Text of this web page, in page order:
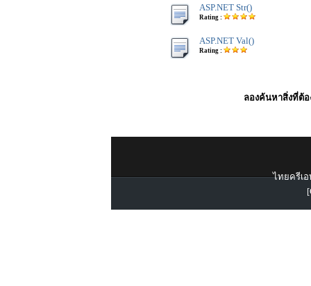
ASP.NET Str()
Rating :
ASP.NET Val()
Rating :
ลองค้นหาสิ่งที่ต้อ
ไทยครีเอ
[